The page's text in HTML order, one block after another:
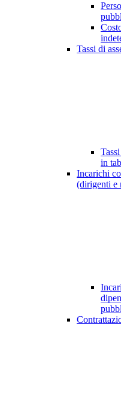
Tassi di
in
Incarichi
(dirigenti e